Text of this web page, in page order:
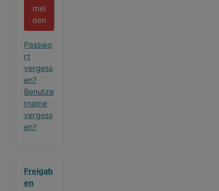
mel
den
Passwo
rt
vergess
en?
Benutze
rname
vergess
en?
Freigab
en